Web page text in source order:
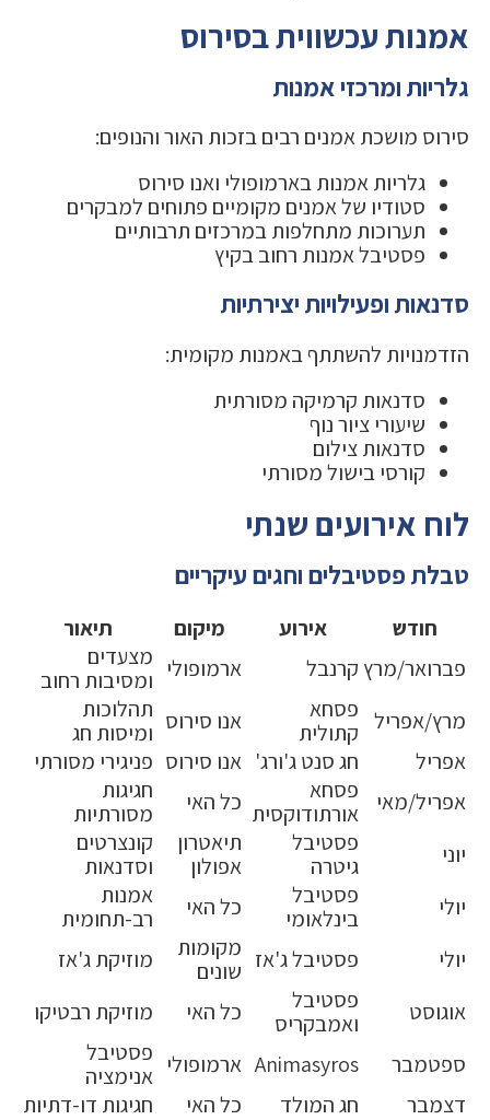
אמנות עכשווית בסירוס
גלריות ומרכזי אמנות
סירוס מושכת אמנים רבים בזכות האור והנופים:
גלריות אמנות בארמופולי ואנו סירוס
סטודיו של אמנים מקומיים פתוחים למבקרים
תערוכות מתחלפות במרכזים תרבותיים
פסטיבל אמנות רחוב בקיץ
סדנאות ופעילויות יצירתיות
הזדמנויות להשתתף באמנות מקומית:
סדנאות קרמיקה מסורתית
שיעורי ציור נוף
סדנאות צילום
קורסי בישול מסורתי
לוח אירועים שנתי
טבלת פסטיבלים וחגים עיקריים
חודש אירוע מיקום
תיאור
פברואר/מרץ קרנבל ארמופולי מצעדים
ומסיבות רחוב
מרץ/אפריל פסחא
קתולית
אנו סירוס תהלוכות
ומיסות חג
אפריל
חג סנט ג'ורג' אנו סירוס פניגירי מסורתי
אפריל/מאי
פסחא
אורתודוקסית כל האי
חגיגות
מסורתיות
יוני
פסטיבל
גיטרה
תיאטרון
אפולון
קונצרטים
וסדנאות
יולי
פסטיבל
בינלאומי
כל האי
אמנות
רב-תחומית
יולי
פסטיבל ג'אז מקומות
שונים
מוזיקת ג'אז
אוגוסט
פסטיבל
ואמבקריס
כל האי
מוזיקת רבטיקו
ספטמבר
Animasyros ארמופולי פסטיבל
אנימציה
דצמבר
חג המולד כל האי חגיגות דו-דתיות